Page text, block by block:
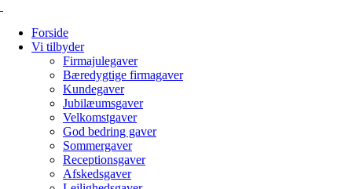
Forside
Vi tilbyder
Firmajulegaver
Bæredygtige firmagaver
Kundegaver
Jubilæumsgaver
Velkomstgaver
God bedring gaver
Sommergaver
Receptionsgaver
Afskedsgaver